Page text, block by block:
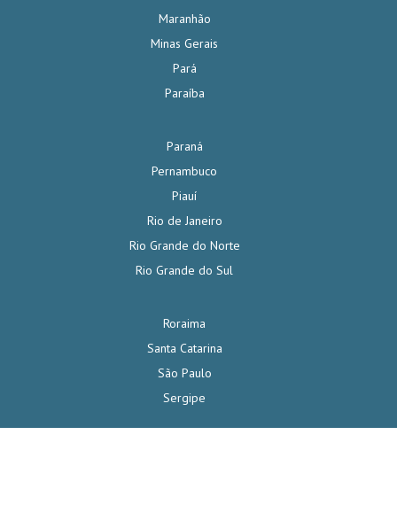
Maranhão
Minas Gerais
Pará
Paraíba
Paraná
Pernambuco
Piauí
Rio de Janeiro
Rio Grande do Norte
Rio Grande do Sul
Roraima
Santa Catarina
São Paulo
Sergipe